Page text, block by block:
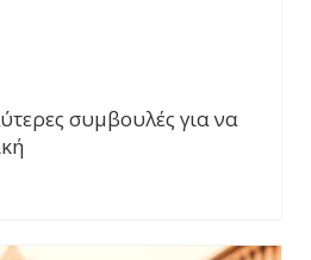
συμβουλές για να